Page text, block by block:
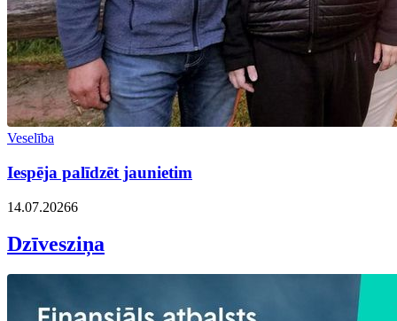
Veselība
Iespēja palīdzēt jaunietim
14.07.20266
Dzīvesziņa